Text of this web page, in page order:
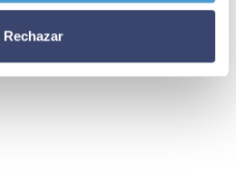
Rechazar